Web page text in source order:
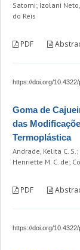
Satomi; Izolani
do Reis
PDF
https://doi.org/
Goma de
das
Termoplástica
Andrade, Kelita C.
Henriette M. C. de;
PDF
https://doi.org/10.4322/